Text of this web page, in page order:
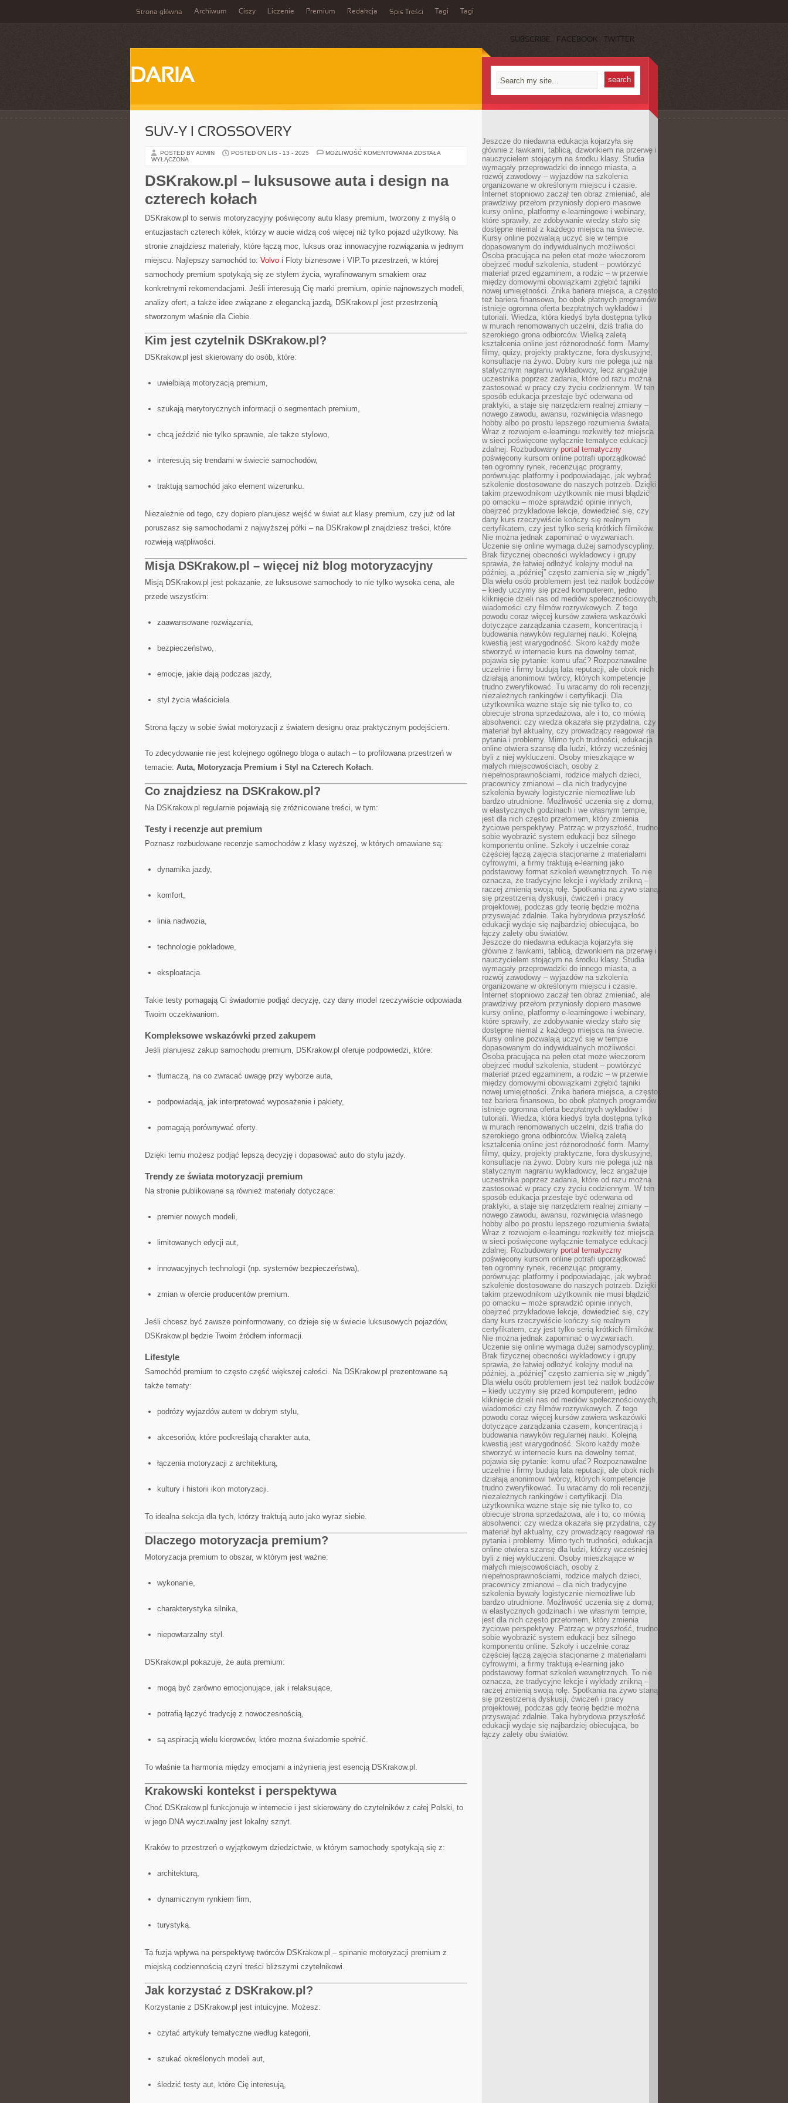
Strona główna Archiwum Ciszy Liczenie Premium Redakcja Spis Treści Tagi Tagi
SUBSCRIBE FACEBOOK TWITTER
DARIA
SUV-Y I CROSSOVERY
POSTED BY ADMIN POSTED ON LIS - 13 - 2025 MOŻLIWOŚĆ KOMENTOWANIA SUV-
ZOSTAŁA
WYŁĄCZONA
DSKrakow.pl – luksusowe auta i design na
czterech kołach
DSKrakow.pl to serwis motoryzacyjny poświęcony autu klasy premium, tworzony z myślą o
entuzjastach czterech kółek, którzy w aucie widzą coś więcej niż tylko pojazd użytkowy. Na
stronie znajdziesz materiały, które łączą moc, luksus oraz innowacyjne rozwiązania w jednym
miejscu. Najlepszy samochód to: Volvo i Floty biznesowe i VIP.To przestrzeń, w której
samochody premium spotykają się ze stylem życia, wyrafinowanym smakiem oraz
konkretnymi rekomendacjami. Jeśli interesują Cię marki premium, opinie najnowszych modeli,
analizy ofert, a także idee związane z elegancką jazdą, DSKrakow.pl jest przestrzenią
stworzonym właśnie dla Ciebie.
Kim jest czytelnik DSKrakow.pl?
DSKrakow.pl jest skierowany do osób, które:
uwielbiają motoryzacją premium,
szukają merytorycznych informacji o segmentach premium,
chcą jeździć nie tylko sprawnie, ale także stylowo,
interesują się trendami w świecie samochodów,
traktują samochód jako element wizerunku.
Niezależnie od tego, czy dopiero planujesz wejść w świat aut klasy premium, czy już od lat
poruszasz się samochodami z najwyższej półki – na DSKrakow.pl znajdziesz treści, które
rozwieją wątpliwości.
Misja DSKrakow.pl – więcej niż blog motoryzacyjny
Misją DSKrakow.pl jest pokazanie, że luksusowe samochody to nie tylko wysoka cena, ale
przede wszystkim:
zaawansowane rozwiązania,
bezpieczeństwo,
emocje, jakie dają podczas jazdy,
styl życia właściciela.
Strona łączy w sobie świat motoryzacji z światem designu oraz praktycznym podejściem.
To zdecydowanie nie jest kolejnego ogólnego bloga o autach – to profilowana przestrzeń w
temacie: Auta, Motoryzacja Premium i Styl na Czterech Kołach.
Co znajdziesz na DSKrakow.pl?
Na DSKrakow.pl regularnie pojawiają się zróżnicowane treści, w tym:
Testy i recenzje aut premium
Poznasz rozbudowane recenzje samochodów z klasy wyższej, w których omawiane są:
dynamika jazdy,
komfort,
linia nadwozia,
technologie pokładowe,
eksploatacja.
Takie testy pomagają Ci świadomie podjąć decyzję, czy dany model rzeczywiście odpowiada
Twoim oczekiwaniom.
Kompleksowe wskazówki przed zakupem
Jeśli planujesz zakup samochodu premium, DSKrakow.pl oferuje podpowiedzi, które:
tłumaczą, na co zwracać uwagę przy wyborze auta,
podpowiadają, jak interpretować wyposażenie i pakiety,
pomagają porównywać oferty.
Dzięki temu możesz podjąć lepszą decyzję i dopasować auto do stylu jazdy.
Trendy ze świata motoryzacji premium
Na stronie publikowane są również materiały dotyczące:
premier nowych modeli,
limitowanych edycji aut,
innowacyjnych technologii (np. systemów bezpieczeństwa),
zmian w ofercie producentów premium.
Jeśli chcesz być zawsze poinformowany, co dzieje się w świecie luksusowych pojazdów,
DSKrakow.pl będzie Twoim źródłem informacji.
Lifestyle
Samochód premium to często część większej całości. Na DSKrakow.pl prezentowane są
także tematy:
podróży wyjazdów autem w dobrym stylu,
akcesoriów, które podkreślają charakter auta,
łączenia motoryzacji z architekturą,
kultury i historii ikon motoryzacji.
To idealna sekcja dla tych, którzy traktują auto jako wyraz siebie.
Dlaczego motoryzacja premium?
Motoryzacja premium to obszar, w którym jest ważne:
wykonanie,
charakterystyka silnika,
niepowtarzalny styl.
DSKrakow.pl pokazuje, że auta premium:
mogą być zarówno emocjonujące, jak i relaksujące,
potrafią łączyć tradycję z nowoczesnością,
są aspiracją wielu kierowców, które można świadomie spełnić.
To właśnie ta harmonia między emocjami a inżynierią jest esencją DSKrakow.pl.
Krakowski kontekst i perspektywa
Choć DSKrakow.pl funkcjonuje w internecie i jest skierowany do czytelników z całej Polski, to
w jego DNA wyczuwalny jest lokalny sznyt.
Kraków to przestrzeń o wyjątkowym dziedzictwie, w którym samochody spotykają się z:
architekturą,
dynamicznym rynkiem firm,
turystyką.
Ta fuzja wpływa na perspektywę twórców DSKrakow.pl – spinanie motoryzacji premium z
miejską codziennością czyni treści bliższymi czytelnikowi.
Jak korzystać z DSKrakow.pl?
Korzystanie z DSKrakow.pl jest intuicyjne. Możesz:
czytać artykuły tematyczne według kategorii,
szukać określonych modeli aut,
śledzić testy aut, które Cię interesują,
Jeszcze do niedawna edukacja kojarzyła się
głównie z ławkami, tablicą, dzwonkiem na przerwę i
nauczycielem stojącym na środku klasy. Studia
wymagały przeprowadzki do innego miasta, a
rozwój zawodowy – wyjazdów na szkolenia
organizowane w określonym miejscu i czasie.
Internet stopniowo zaczął ten obraz zmieniać, ale
prawdziwy przełom przyniosły dopiero masowe
kursy online, platformy e-learningowe i webinary,
które sprawiły, że zdobywanie wiedzy stało się
dostępne niemal z każdego miejsca na świecie.
Kursy online pozwalają uczyć się w tempie
dopasowanym do indywidualnych możliwości.
Osoba pracująca na pełen etat może wieczorem
obejrzeć moduł szkolenia, student – powtórzyć
materiał przed egzaminem, a rodzic – w przerwie
między domowymi obowiązkami zgłębić tajniki
nowej umiejętności. Znika bariera miejsca, a często
też bariera finansowa, bo obok płatnych programów
istnieje ogromna oferta bezpłatnych wykładów i
tutoriali. Wiedza, która kiedyś była dostępna tylko
w murach renomowanych uczelni, dziś trafia do
szerokiego grona odbiorców. Wielką zaletą
kształcenia online jest różnorodność form. Mamy
filmy, quizy, projekty praktyczne, fora dyskusyjne,
konsultacje na żywo. Dobry kurs nie polega już na
statycznym nagraniu wykładowcy, lecz angażuje
uczestnika poprzez zadania, które od razu można
zastosować w pracy czy życiu codziennym. W ten
sposób edukacja przestaje być oderwana od
praktyki, a staje się narzędziem realnej zmiany –
nowego zawodu, awansu, rozwinięcia własnego
hobby albo po prostu lepszego rozumienia świata.
Wraz z rozwojem e-learningu rozkwitły też miejsca
w sieci poświęcone wyłącznie tematyce edukacji
zdalnej. Rozbudowany portal tematyczny
poświęcony kursom online potrafi uporządkować
ten ogromny rynek, recenzując programy,
porównując platformy i podpowiadając, jak wybrać
szkolenie dostosowane do naszych potrzeb. Dzięki
takim przewodnikom użytkownik nie musi błądzić
po omacku – może sprawdzić opinie innych,
obejrzeć przykładowe lekcje, dowiedzieć się, czy
dany kurs rzeczywiście kończy się realnym
certyfikatem, czy jest tylko serią krótkich filmików.
Nie można jednak zapominać o wyzwaniach.
Uczenie się online wymaga dużej samodyscypliny.
Brak fizycznej obecności wykładowcy i grupy
sprawia, że łatwiej odłożyć kolejny moduł na
później, a „później” często zamienia się w „nigdy”.
Dla wielu osób problemem jest też natłok bodźców
– kiedy uczymy się przed komputerem, jedno
kliknięcie dzieli nas od mediów społecznościowych,
wiadomości czy filmów rozrywkowych. Z tego
powodu coraz więcej kursów zawiera wskazówki
dotyczące zarządzania czasem, koncentracją i
budowania nawyków regularnej nauki. Kolejną
kwestią jest wiarygodność. Skoro każdy może
stworzyć w internecie kurs na dowolny temat,
pojawia się pytanie: komu ufać? Rozpoznawalne
uczelnie i firmy budują lata reputacji, ale obok nich
działają anonimowi twórcy, których kompetencje
trudno zweryfikować. Tu wracamy do roli recenzji,
niezależnych rankingów i certyfikacji. Dla
użytkownika ważne staje się nie tylko to, co
obiecuje strona sprzedażowa, ale i to, co mówią
absolwenci: czy wiedza okazała się przydatna, czy
materiał był aktualny, czy prowadzący reagował na
pytania i problemy. Mimo tych trudności, edukacja
online otwiera szansę dla ludzi, którzy wcześniej
byli z niej wykluczeni. Osoby mieszkające w
małych miejscowościach, osoby z
niepełnosprawnościami, rodzice małych dzieci,
pracownicy zmianowi – dla nich tradycyjne
szkolenia bywały logistycznie niemożliwe lub
bardzo utrudnione. Możliwość uczenia się z domu,
w elastycznych godzinach i we własnym tempie,
jest dla nich często przełomem, który zmienia
życiowe perspektywy. Patrząc w przyszłość, trudno
sobie wyobrazić system edukacji bez silnego
komponentu online. Szkoły i uczelnie coraz
częściej łączą zajęcia stacjonarne z materiałami
cyfrowymi, a firmy traktują e-learning jako
podstawowy format szkoleń wewnętrznych. To nie
oznacza, że tradycyjne lekcje i wykłady znikną –
raczej zmienią swoją rolę. Spotkania na żywo staną
się przestrzenią dyskusji, ćwiczeń i pracy
projektowej, podczas gdy teorię będzie można
przyswajać zdalnie. Taka hybrydowa przyszłość
edukacji wydaje się najbardziej obiecująca, bo
łączy zalety obu światów.
Jeszcze do niedawna edukacja kojarzyła się
głównie z ławkami, tablicą, dzwonkiem na przerwę i
nauczycielem stojącym na środku klasy. Studia
wymagały przeprowadzki do innego miasta, a
rozwój zawodowy – wyjazdów na szkolenia
organizowane w określonym miejscu i czasie.
Internet stopniowo zaczął ten obraz zmieniać, ale
prawdziwy przełom przyniosły dopiero masowe
kursy online, platformy e-learningowe i webinary,
które sprawiły, że zdobywanie wiedzy stało się
dostępne niemal z każdego miejsca na świecie.
Kursy online pozwalają uczyć się w tempie
dopasowanym do indywidualnych możliwości.
Osoba pracująca na pełen etat może wieczorem
obejrzeć moduł szkolenia, student – powtórzyć
materiał przed egzaminem, a rodzic – w przerwie
między domowymi obowiązkami zgłębić tajniki
nowej umiejętności. Znika bariera miejsca, a często
też bariera finansowa, bo obok płatnych programów
istnieje ogromna oferta bezpłatnych wykładów i
tutoriali. Wiedza, która kiedyś była dostępna tylko
w murach renomowanych uczelni, dziś trafia do
szerokiego grona odbiorców. Wielką zaletą
kształcenia online jest różnorodność form. Mamy
filmy, quizy, projekty praktyczne, fora dyskusyjne,
konsultacje na żywo. Dobry kurs nie polega już na
statycznym nagraniu wykładowcy, lecz angażuje
uczestnika poprzez zadania, które od razu można
zastosować w pracy czy życiu codziennym. W ten
sposób edukacja przestaje być oderwana od
praktyki, a staje się narzędziem realnej zmiany –
nowego zawodu, awansu, rozwinięcia własnego
hobby albo po prostu lepszego rozumienia świata.
Wraz z rozwojem e-learningu rozkwitły też miejsca
w sieci poświęcone wyłącznie tematyce edukacji
zdalnej. Rozbudowany portal tematyczny
poświęcony kursom online potrafi uporządkować
ten ogromny rynek, recenzując programy,
porównując platformy i podpowiadając, jak wybrać
szkolenie dostosowane do naszych potrzeb. Dzięki
takim przewodnikom użytkownik nie musi błądzić
po omacku – może sprawdzić opinie innych,
obejrzeć przykładowe lekcje, dowiedzieć się, czy
dany kurs rzeczywiście kończy się realnym
certyfikatem, czy jest tylko serią krótkich filmików.
Nie można jednak zapominać o wyzwaniach.
Uczenie się online wymaga dużej samodyscypliny.
Brak fizycznej obecności wykładowcy i grupy
sprawia, że łatwiej odłożyć kolejny moduł na
później, a „później” często zamienia się w „nigdy”.
Dla wielu osób problemem jest też natłok bodźców
– kiedy uczymy się przed komputerem, jedno
kliknięcie dzieli nas od mediów społecznościowych,
wiadomości czy filmów rozrywkowych. Z tego
powodu coraz więcej kursów zawiera wskazówki
dotyczące zarządzania czasem, koncentracją i
budowania nawyków regularnej nauki. Kolejną
kwestią jest wiarygodność. Skoro każdy może
stworzyć w internecie kurs na dowolny temat,
pojawia się pytanie: komu ufać? Rozpoznawalne
uczelnie i firmy budują lata reputacji, ale obok nich
działają anonimowi twórcy, których kompetencje
trudno zweryfikować. Tu wracamy do roli recenzji,
niezależnych rankingów i certyfikacji. Dla
użytkownika ważne staje się nie tylko to, co
obiecuje strona sprzedażowa, ale i to, co mówią
absolwenci: czy wiedza okazała się przydatna, czy
materiał był aktualny, czy prowadzący reagował na
pytania i problemy. Mimo tych trudności, edukacja
online otwiera szansę dla ludzi, którzy wcześniej
byli z niej wykluczeni. Osoby mieszkające w
małych miejscowościach, osoby z
niepełnosprawnościami, rodzice małych dzieci,
pracownicy zmianowi – dla nich tradycyjne
szkolenia bywały logistycznie niemożliwe lub
bardzo utrudnione. Możliwość uczenia się z domu,
w elastycznych godzinach i we własnym tempie,
jest dla nich często przełomem, który zmienia
życiowe perspektywy. Patrząc w przyszłość, trudno
sobie wyobrazić system edukacji bez silnego
komponentu online. Szkoły i uczelnie coraz
częściej łączą zajęcia stacjonarne z materiałami
cyfrowymi, a firmy traktują e-learning jako
podstawowy format szkoleń wewnętrznych. To nie
oznacza, że tradycyjne lekcje i wykłady znikną –
raczej zmienią swoją rolę. Spotkania na żywo staną
się przestrzenią dyskusji, ćwiczeń i pracy
projektowej, podczas gdy teorię będzie można
przyswajać zdalnie. Taka hybrydowa przyszłość
edukacji wydaje się najbardziej obiecująca, bo
łączy zalety obu światów.